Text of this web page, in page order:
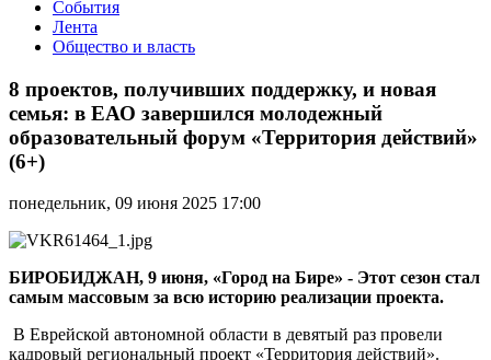
События
Лента
Общество и власть
проектов,
получивших
поддержку,
и
в
завершился
образовательный
форум
действий»
8 проектов, получивших поддержку, и новая
семья: в ЕАО завершился молодежный
образовательный форум «Территория действий»
(6+)
понедельник, 09 июня 2025 17:00
БИРОБИДЖАН, 9 июня, «Город на Бире» - Этот сезон стал
самым массовым за всю историю реализации проекта.
В Еврейской автономной области в девятый раз провели
кадровый региональный проект «Территория действий».